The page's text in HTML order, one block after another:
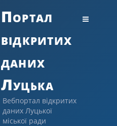
Портал
відкритих
даних
Луцька
Вебпортал відкритих
даних Луцької
міської ради